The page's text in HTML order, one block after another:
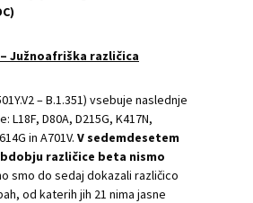
– Južnoafriška različica
– B.1.351) vsebuje naslednje
L18F, D80A, D215G, K417N,
in A701V. V sedemdesetem
različice beta nismo
smo do sedaj dokazali različico
od katerih jih 21 nima jasne